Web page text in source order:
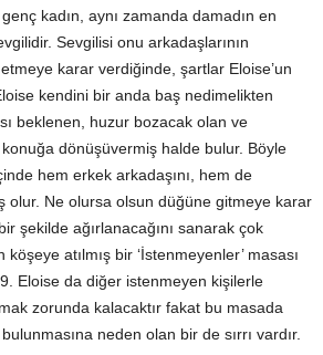
kadın, aynı zamanda damadın en
Sevgilisi onu arkadaşlarının
karar verdiğinde, şartlar Eloise’un
kendini bir anda baş nedimelikten
beklenen, huzur bozacak olan ve
dönüşüvermiş halde bulur. Böyle
hem erkek arkadaşını, hem de
olur. Ne olursa olsun düğüne gitmeye karar
şekilde ağırlanacağını sanarak çok
köşeye atılmış bir ‘İstenmeyenler’ masası
Eloise da diğer istenmeyen kişilerle
zorunda kalacaktır fakat bu masada
neden olan bir de sırrı vardır.